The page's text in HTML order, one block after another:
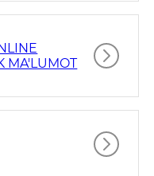
MA'LUMOT